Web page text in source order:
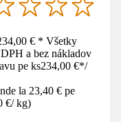
€ * Všetky
a bez nákladov
pe ks234,00 €*/
la 23,40 € pe
€/ kg)